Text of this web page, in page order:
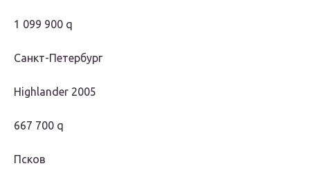
1 099 900 q
Санкт-Петербург
Highlander 2005
667 700 q
Псков